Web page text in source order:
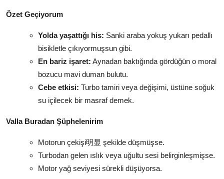
Özet Geçiyorum
Yolda yaşattığı his: Sanki araba yokuş yukarı pedallı
bisikletle çıkıyormuşsun gibi.
En bariz işaret: Aynadan baktığında gördüğün o moral
bozucu mavi duman bulutu.
Cebe etkisi: Turbo tamiri veya değişimi, üstüne soğuk
su içilecek bir masraf demek.
Valla Buradan Şüphelenirim
Motorun çekişi明显 şekilde düşmüşse.
Turbodan gelen ıslık veya uğultu sesi belirginleşmişse.
Motor yağ seviyesi sürekli düşüyorsa.